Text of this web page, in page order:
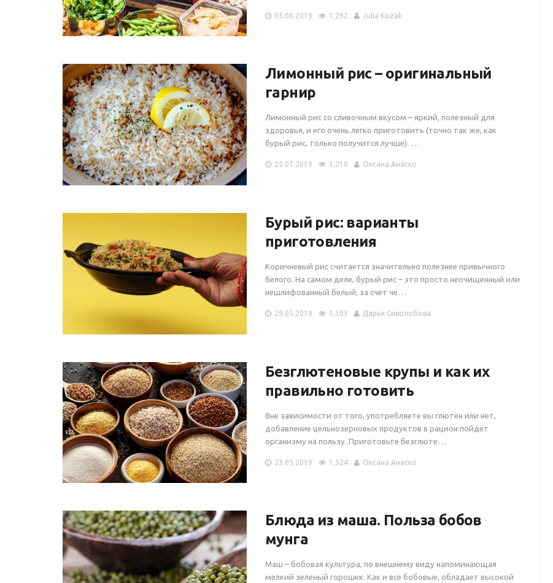
05.08.2019 1,292 Julia Kozak
Лимонный рис – оригинальный
гарнир
Лимонный рис со сливочным вкусом – яркий, полезный для
здоровья, и его очень легко приготовить (точно так же, как
бурый рис, только получится лучше). …
25.07.2019 1,210 Оксана Анаско
Бурый рис: варианты
приготовления
Коричневый рис считается значительно полезнее привычного
белого. На самом деле, бурый рис – это просто неочищенный или
нешлифованный белый, за счет че…
29.05.2019 1,303 Дарья Сиволобова
Безглютеновые крупы и как их
правильно готовить
Вне зависимости от того, употребляете вы глютен или нет,
добавление цельнозерновых продуктов в рацион пойдет
организму на пользу. Приготовьте безглюте…
23.05.2019 1,524 Оксана Анаско
Блюда из маша. Польза бобов
мунга
Маш – бобовая культура, по внешнему виду напоминающая
мелкий зеленый горошек. Как и все бобовые, обладает высокой